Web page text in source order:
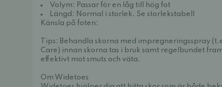
Volym: Passar för en låg till hög fot
Längd: Normal i storlek. Se storlekstabell
Känsla på foten:
Tips: Behandla skorna med impregneringsspray
Care ) innan skorna tas i bruk samt regelbundet
effektivt mot smuts och väta.
Om Widetoes